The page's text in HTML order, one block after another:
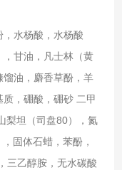
水杨酸，水杨酸
甘油，凡士林（黄
油，麝香草酚，羊
，硼酸，硼砂 二甲
梨坦（司盘80），氮
固体石蜡，苯酚，
三乙醇胺，无水碳酸